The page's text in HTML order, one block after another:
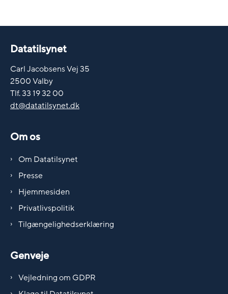
Datatilsynet
Carl Jacobsens Vej 35
2500 Valby
Tlf. 33 19 32 00
dt@datatilsynet.dk
Om os
Om Datatilsynet
Presse
Hjemmesiden
Privatlivspolitik
Tilgængelighedserklæring
Genveje
Vejledning om GDPR